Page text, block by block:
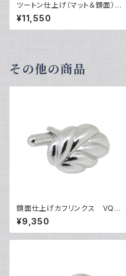
ツートン仕上げ（マット＆鏡面）カ
フリンクス VQC-0805
¥11,550
その他の商品
鏡面仕上げカフリンクス VQC
-0611
¥9,350